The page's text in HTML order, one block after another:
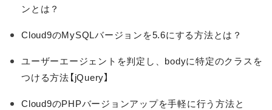
ンとは？
Cloud9のMySQLバージョンを5.6にする方法とは？
ユーザーエージェントを判定し、bodyに特定のクラスを
つける方法【jQuery】
Cloud9のPHPバージョンアップを手軽に行う方法と